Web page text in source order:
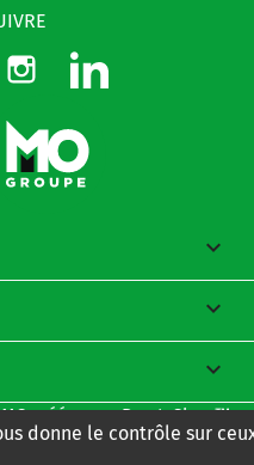
DMO
Instagram



créée avec PrestaShop™
donne le contrôle sur